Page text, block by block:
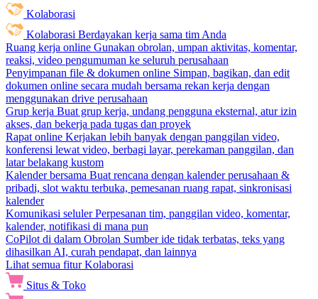
Kolaborasi
Kolaborasi Berdayakan kerja sama tim Anda
Ruang kerja online Gunakan obrolan, umpan aktivitas, komentar,
reaksi, video pengumuman ke seluruh perusahaan
Penyimpanan file & dokumen online Simpan, bagikan, dan edit
dokumen online secara mudah bersama rekan kerja dengan
menggunakan drive perusahaan
Grup kerja Buat grup kerja, undang pengguna eksternal, atur izin
akses, dan bekerja pada tugas dan proyek
Rapat online Kerjakan lebih banyak dengan panggilan video,
konferensi lewat video, berbagi layar, perekaman panggilan, dan
latar belakang kustom
Kalender bersama Buat rencana dengan kalender perusahaan &
pribadi, slot waktu terbuka, pemesanan ruang rapat, sinkronisasi
kalender
Komunikasi seluler Perpesanan tim, panggilan video, komentar,
kalender, notifikasi di mana pun
CoPilot di dalam Obrolan Sumber ide tidak terbatas, teks yang
dihasilkan AI, curah pendapat, dan lainnya
Lihat semua fitur Kolaborasi
Situs & Toko